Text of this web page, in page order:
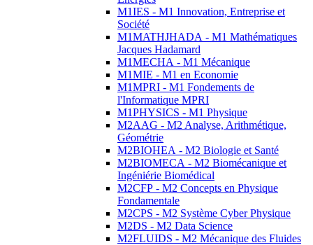
M1IES - M1 Innovation, Entreprise et
Société
M1MATHJHADA - M1 Mathématiques
Jacques Hadamard
M1MECHA - M1 Mécanique
M1MIE - M1 en Economie
M1MPRI - M1 Fondements de
l'Informatique MPRI
M1PHYSICS - M1 Physique
M2AAG - M2 Analyse, Arithmétique,
Géométrie
M2BIOHEA - M2 Biologie et Santé
M2BIOMECA - M2 Biomécanique et
Ingéniérie Biomédical
M2CFP - M2 Concepts en Physique
Fondamentale
M2CPS - M2 Système Cyber Physique
M2DS - M2 Data Science
M2FLUIDS - M2 Mécanique des Fluides